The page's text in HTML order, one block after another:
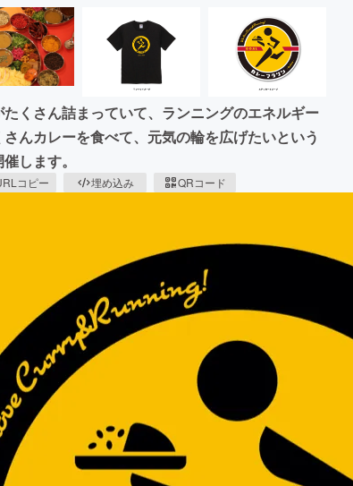
くさん詰まっていて、ランニングのエネルギー
んカレーを食べて、元気の輪を広げたいという
します。
コピー 埋め込み QRコード